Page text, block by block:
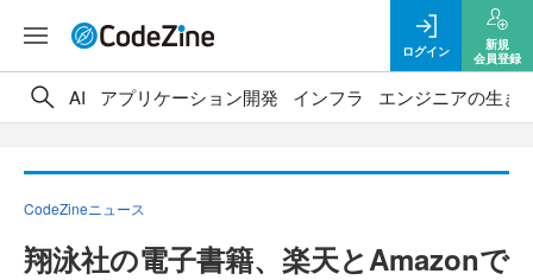
ログイン
新規
会員登録
AI アプリケーション開発 インフラ エンジニアの生き
CodeZineニュース
翔泳社の電子書籍、楽天とAmazonで